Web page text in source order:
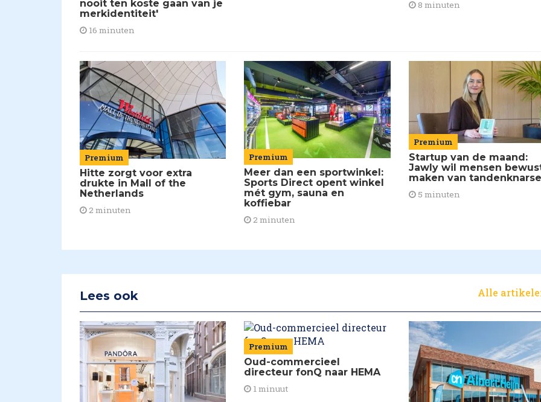
nooit ten koste gaan van je
merkidentiteit'
16 minuten
8 minuten
Premium
Hitte zorgt voor extra
drukte in Mall of the
Netherlands
2 minuten
Premium
Meer dan een sportwinkel:
Sports Direct opent winkel
mét gym, sauna en
koffiebar
2 minuten
Premium
Startup van de maand:
Jawly wil mensen
maken van
5 minuten
Lees ook Alle
Premium
Oud-commercieel
directeur fonQ naar HEMA
1 minuut